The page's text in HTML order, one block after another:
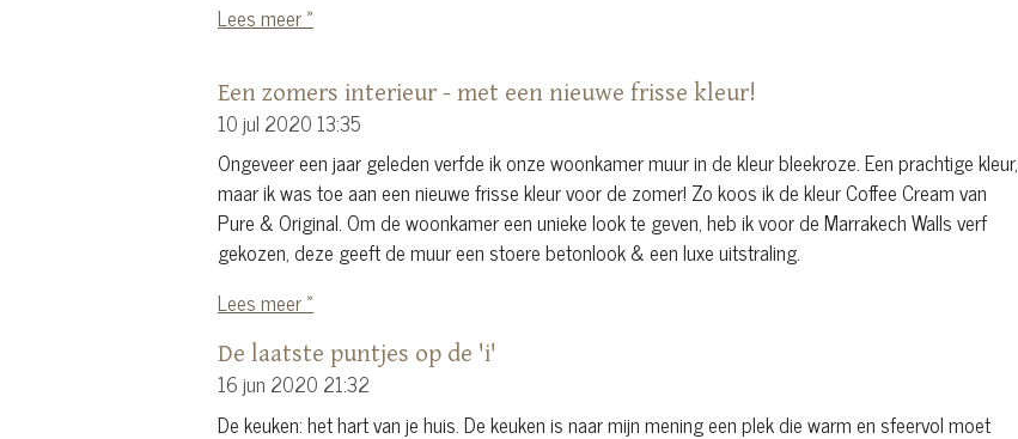
Lees meer »
Een zomers interieur - met een nieuwe frisse kleur!
10 jul 202013:35
Ongeveer een jaar geleden verfde ik onze woonkamer muur in de kleur bleekroze. Een prachtige kleur,
maar ik was toe aan een nieuwe frisse kleur voor de zomer! Zo koos ik de kleur Coffee Cream van
Pure & Original. Om de woonkamer een unieke look te geven, heb ik voor de Marrakech Walls verf
gekozen, deze geeft de muur een stoere betonlook & een luxe uitstraling.
Lees meer »
De laatste puntjes op de 'i'
16 jun 2020 21:32
De keuken: het hart van je huis. De keuken is naar mijn mening een plek die warm en sfeervol moet